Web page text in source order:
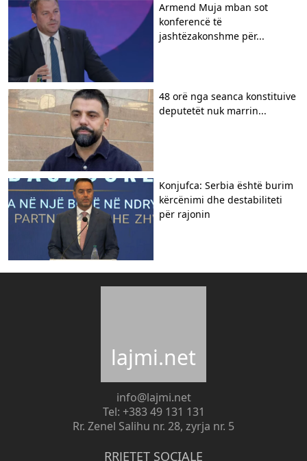
Armend Muja mban sot
konferencë të
jashtëzakonshme për...
48 orë nga seanca konstituive
deputetët nuk marrin...
Konjufca: Serbia është burim
kërcënimi dhe destabiliteti
për rajonin
lajmi.net
info@lajmi.net
Tel: +383 49 131 131
Rr. Zenel Salihu nr. 28, zyrja nr. 5
RRJETET SOCIALE